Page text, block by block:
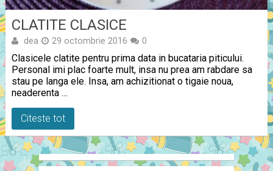
CLATITE CLASICE
dea 29 octombrie 2016 0
Clasicele clatite pentru prima data in bucataria piticului.
Personal imi plac foarte mult, insa nu prea am rabdare sa
stau pe langa ele. Insa, am achizitionat o tigaie noua,
neaderenta …
Citeste tot